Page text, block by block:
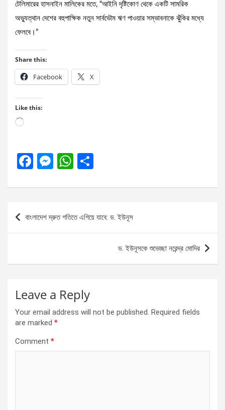
টেলিমারের হাসনাইন মালিকের মতে, “আইনি দৃষ্টিকোণ থেকে একটি সামরিক
অভ্যুত্থান দেশের বহুপাক্ষিক নতুন সার্বভৌম ঋণ পাওয়ার সম্ভাবনাকে ঝুঁকির মধ্যে
ফেলবে।”
Share this:
Facebook X
Like this:
Loading…
F
ce
o
M
se
g
W
at
A
ar
Post
navigation
বাংলাদেশ দ্রুত গতিতে এগিয়ে যাবে: ড. ইউনূস
ড. ইউনূসকে শুভেচ্ছা নরেন্দ্র মোদির
Leave a Reply
Your email address will not be published. Required fields
are marked *
Comment *